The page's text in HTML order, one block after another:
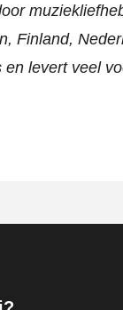
Finland,
levert veel